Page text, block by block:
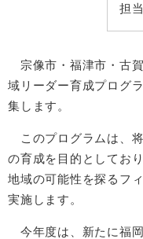
担
宗像市・福津市・古
域リーダー育成プログ
集します。
このプログラムは、
の育成を目的としてお
地域の可能性を探るフ
実施します。
今年度は、新たに福